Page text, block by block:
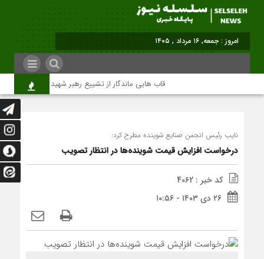
برابر با : Friday - 7 August - 2026
قاب هایی ماندگار از تشییع رهبر شهید در تهران
نایب رئیس انجمن صنایع شوینده مطرح کرد:
درخواست افزایش قیمت شوینده‌ها در انتظار تصویب
کد خبر : 4062
۲۶ دی ۱۴۰۳ - ۱۰:۵۶